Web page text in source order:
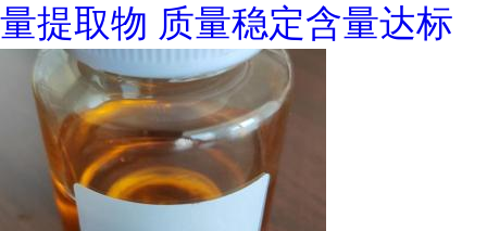
量提取物 质量稳定含量达标